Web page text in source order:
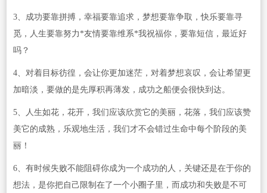
3、成功要靠拼搏，幸福要靠追求，梦想要靠争取，快乐要靠寻
觅，人生要靠努力*友情要靠维系*我祝福你，要靠短信，最近好
吗？
4、对着目标彷徨，会让你更加迷茫，对着梦想哀叹，会让希望更
加暗淡，要做的是先厚积再薄发，成功之船便会很快到达。
5、人生如花，花开，我们应该欣赏它的美丽，花落，我们应该赞
美它的成熟，乐观地生活，我们才不会错过生命中每个阶段的美
丽！
6、有时候失败不能阻碍你成为一个成功的人，关键还是在于你的
想法，是你把自己限制在了一个小圈子里，而成功和失败是不可